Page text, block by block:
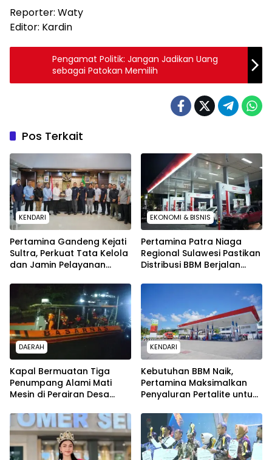
Reporter: Waty
Editor: Kardin
Pengamat Politik: Jangan Jadikan Uang
sebagai Patokan Memilih
Pos Terkait
KENDARI
Pertamina Gandeng Kejati
Sultra, Perkuat Tata Kelola
dan Jamin Pelayanan
EKONOMI & BISNIS
Pertamina Patra Niaga
Regional Sulawesi Pastikan
Distribusi BBM Berjalan
Seluruh Wilayah Sulawesi
DAERAH
Kapal Bermuatan Tiga
Penumpang Alami Mati
Mesin di Perairan Desa
Dikerahkan
KENDARI
Kebutuhan BBM Naik,
Pertamina Maksimalkan
Penyaluran Pertalite untuk